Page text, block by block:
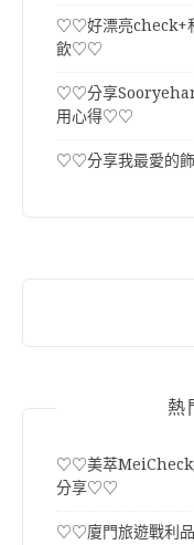
♡♡好漂亮check+
飲♡♡
♡♡分享
用心得♡♡
♡♡分享我最愛的
熱
♡♡美萃MeiCheck
分享♡♡
♡♡廈門旅遊戰利品